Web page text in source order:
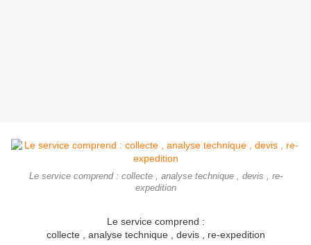
Le service comprend : collecte , analyse technique , devis , re-
expedition
Le service comprend :
collecte , analyse technique , devis , re-expedition